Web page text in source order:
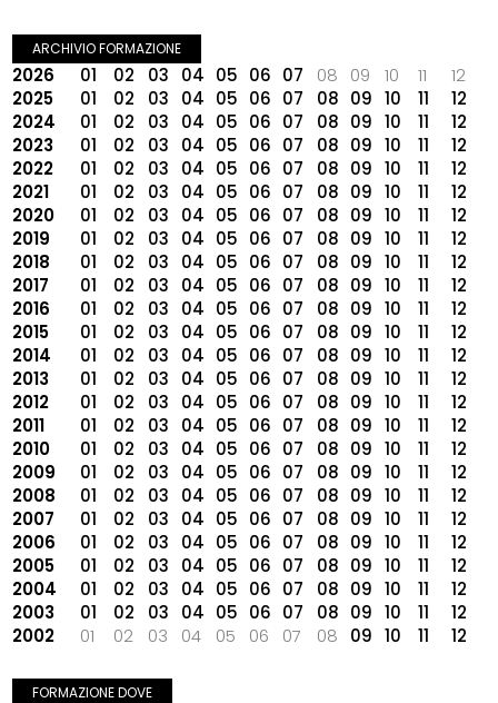
ARCHIVIO FORMAZIONE
2026 01 02 03 04 05 06 07 08 09 10 11
12
2025
01 02 03 04 05 06 07 08 09 10 11
12
2024
01 02 03 04 05 06 07 08 09 10 11
12
2023
01 02 03 04 05 06 07 08 09 10 11
12
2022
01 02 03 04 05 06 07 08 09 10 11
12
2021
01 02 03 04 05 06 07 08 09 10 11
12
2020
01 02 03 04 05 06 07 08 09 10 11
12
2019
01 02 03 04 05 06 07 08 09 10 11
12
2018
01 02 03 04 05 06 07 08 09 10 11
12
2017
01 02 03 04 05 06 07 08 09 10 11
12
2016
01 02 03 04 05 06 07 08 09 10 11
12
2015
01 02 03 04 05 06 07 08 09 10 11
12
2014
01 02 03 04 05 06 07 08 09 10 11
12
2013
01 02 03 04 05 06 07 08 09 10 11
12
2012
01 02 03 04 05 06 07 08 09 10 11
12
2011
01 02 03 04 05 06 07 08 09 10 11
12
2010
01 02 03 04 05 06 07 08 09 10 11
12
2009
01 02 03 04 05 06 07 08 09 10 11
12
2008
01 02 03 04 05 06 07 08 09 10 11
12
2007
01 02 03 04 05 06 07 08 09 10 11
12
2006
01 02 03 04 05 06 07 08 09 10 11
12
2005
01 02 03 04 05 06 07 08 09 10 11
12
2004
01 02 03 04 05 06 07 08 09 10 11
12
2003
01 02 03 04 05 06 07 08 09 10 11
12
2002
01 02 03 04 05 06 07 08 09 10 11 12
FORMAZIONE DOVE